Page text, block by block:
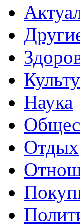
Наука
Отдых